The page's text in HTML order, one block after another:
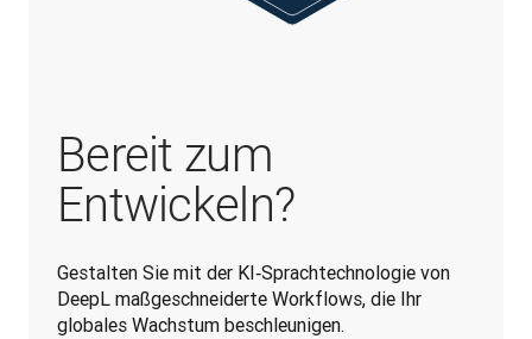
Bereit zum
Entwickeln?
Gestalten Sie mit der KI‑Sprachtechnologie von
DeepL maßgeschneiderte Workflows, die Ihr
globales Wachstum beschleunigen.